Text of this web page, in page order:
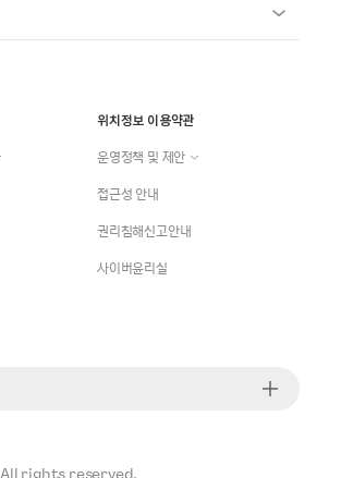
위치정보 이용약관
운영정책 및 제안
접근성 안내
권리침해신고안내
사이버윤리실
All rights reserved.